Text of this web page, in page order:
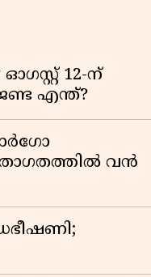
12-ന്
എന്ത്?
വൻ